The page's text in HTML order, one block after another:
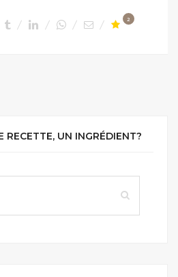
2
RECETTE, UN INGRÉDIENT?